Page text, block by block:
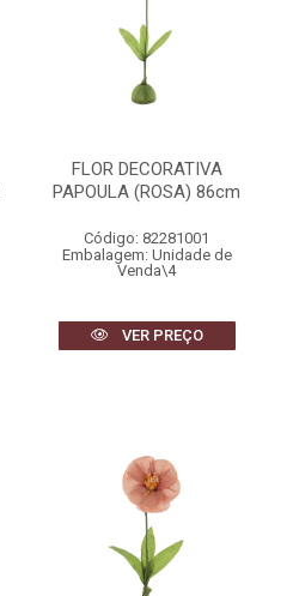
FLOR DECORATIVA
PAPOULA (ROSA) 86cm
Código: 82281001
Embalagem: Unidade de
Venda\4
VER PREÇO